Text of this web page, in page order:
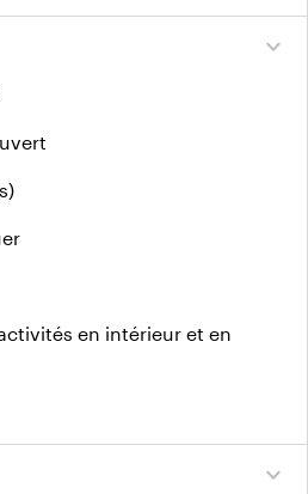
expand_more
en intérieur et en
expand_more